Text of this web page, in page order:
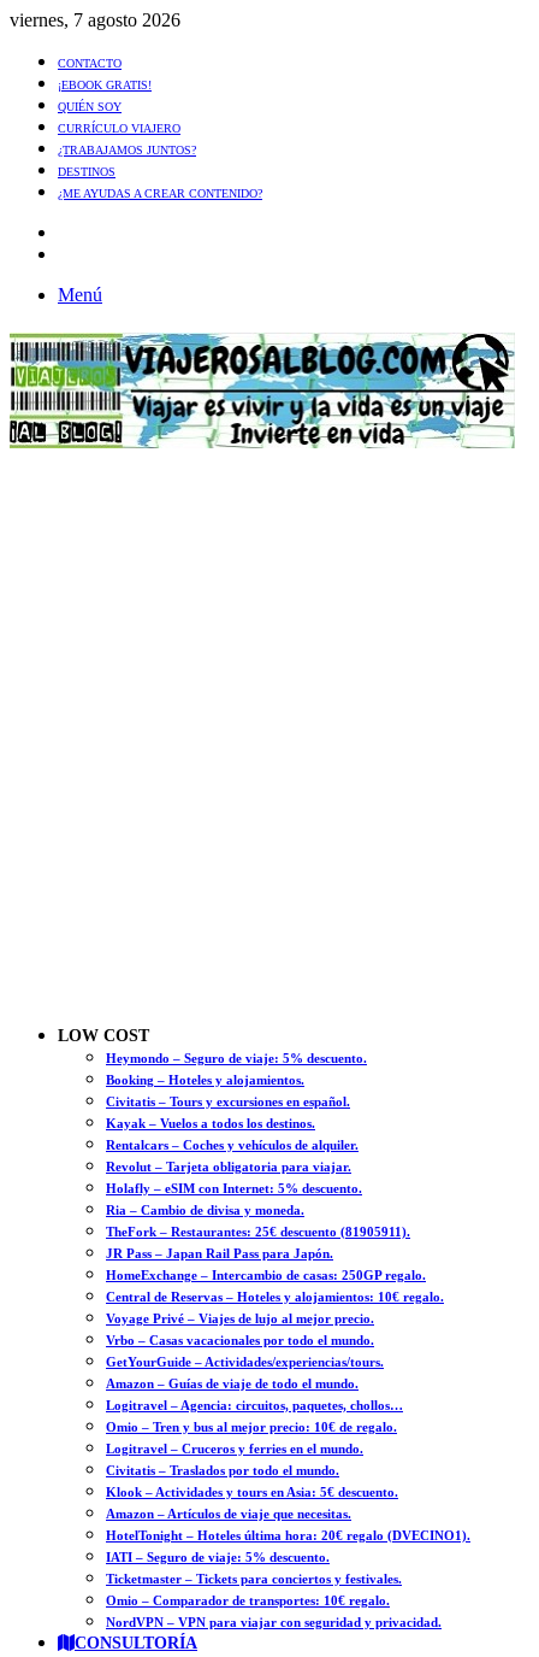
viernes, 7 agosto 2026
CONTACTO
¡EBOOK GRATIS!
QUIÉN SOY
CURRÍCULO VIAJERO
¿TRABAJAMOS JUNTOS?
DESTINOS
¿ME AYUDAS A CREAR CONTENIDO?
Menú
LOW COST
Heymondo – Seguro de viaje: 5% descuento.
Booking – Hoteles y alojamientos.
Civitatis – Tours y excursiones en español.
Kayak – Vuelos a todos los destinos.
Rentalcars – Coches y vehículos de alquiler.
Revolut – Tarjeta obligatoria para viajar.
Holafly – eSIM con Internet: 5% descuento.
Ria – Cambio de divisa y moneda.
TheFork – Restaurantes: 25€ descuento (81905911).
JR Pass – Japan Rail Pass para Japón.
HomeExchange – Intercambio de casas: 250GP regalo.
Central de Reservas – Hoteles y alojamientos: 10€ regalo.
Voyage Privé – Viajes de lujo al mejor precio.
Vrbo – Casas vacacionales por todo el mundo.
GetYourGuide – Actividades/experiencias/tours.
Amazon – Guías de viaje de todo el mundo.
Logitravel – Agencia: circuitos, paquetes, chollos…
Omio – Tren y bus al mejor precio: 10€ de regalo.
Logitravel – Cruceros y ferries en el mundo.
Civitatis – Traslados por todo el mundo.
Klook – Actividades y tours en Asia: 5€ descuento.
Amazon – Artículos de viaje que necesitas.
HotelTonight – Hoteles última hora: 20€ regalo (DVECINO1).
IATI – Seguro de viaje: 5% descuento.
Ticketmaster – Tickets para conciertos y festivales.
Omio – Comparador de transportes: 10€ regalo.
NordVPN – VPN para viajar con seguridad y privacidad.
CONSULTORÍA